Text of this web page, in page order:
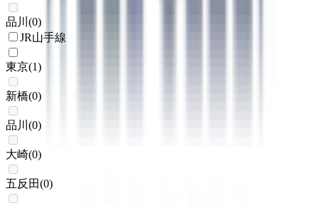
品川 (0)
JR山手線
東京(1)
新橋(0)
品川 (0)
大崎(0)
五反田(0)